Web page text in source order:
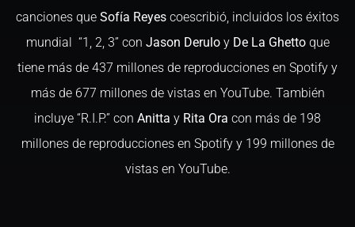
canciones que Sofía Reyes coescribió, incluidos los éxitos
mundial “1, 2, 3” con Jason Deruloy De La Ghettoque
tiene más de 437 millones de reproducciones en Spotify y
más de 677 millones de vistas en YouTube. También
incluye “R.I.P.” con Anitta y Rita Ora con más de 198
millones de reproducciones en Spotify y 199 millones de
vistas en YouTube.